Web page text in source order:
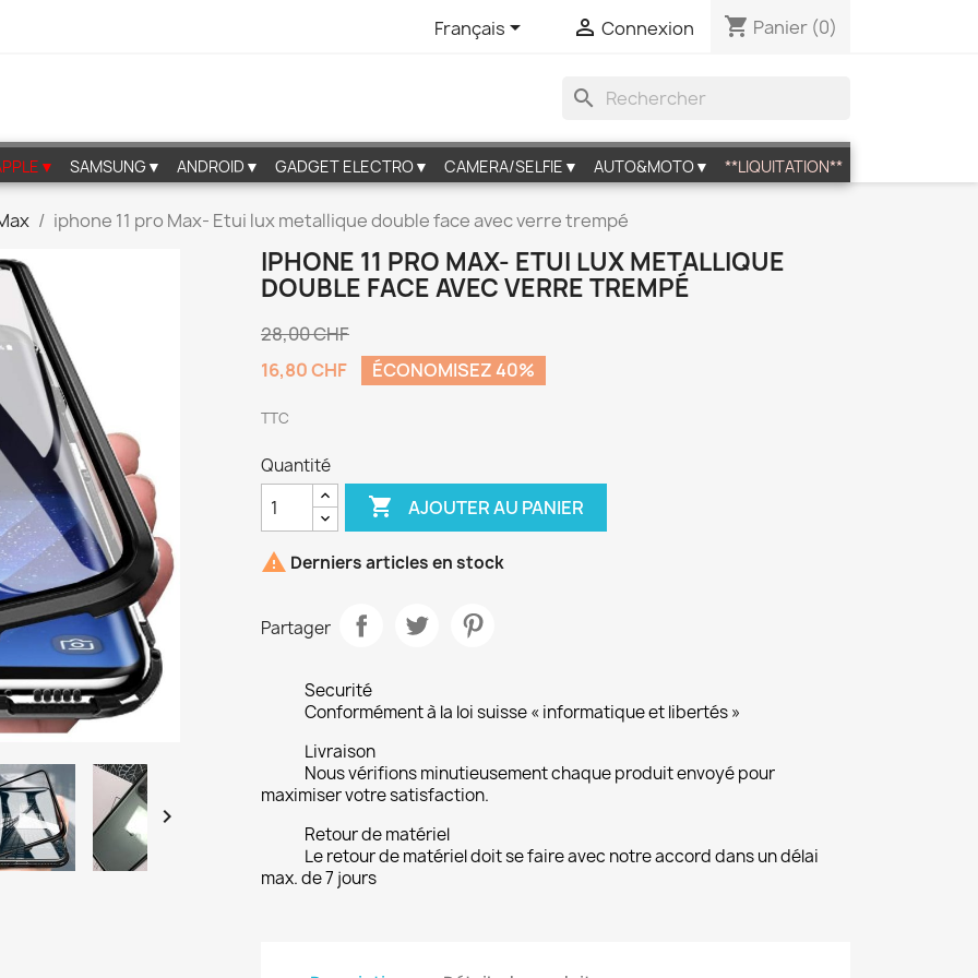
Français  Connexion shopping_cart Panier (0)
search
SAMSUNG▼ ANDROID▼ GADGET ELECTRO▼ CAMERA/SELFIE▼ AUTO&MOTO▼ **LIQUITATION**
iphone 11 pro Max- Etui lux metallique double face avec verre trempé

IPHONE 11 PRO MAX- ETUI LUX METALLIQUE
DOUBLE FACE AVEC VERRE TREMPÉ
28,00 CHF
16,80 CHF
ÉCONOMISEZ 40%
TTC
Quantité
 AJOUTER AU PANIER
 Derniers articles en stock
Partager
Securité
Conformément à la loi suisse « informatique et libertés »
Livraison
Nous vérifions minutieusement chaque produit envoyé pour
maximiser votre satisfaction.
Retour de matériel
Le retour de matériel doit se faire avec notre accord dans un délai
max. de 7 jours